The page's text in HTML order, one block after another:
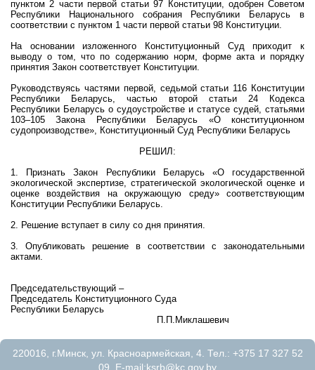
пунктом 2 части первой статьи 97 Конституции, одобрен Советом
Республики Национального собрания Республики Беларусь в
соответствии с пунктом 1 части первой статьи 98 Конституции.
На основании изложенного Конституционный Суд приходит к
выводу о том, что по содержанию норм, форме акта и порядку
принятия Закон соответствует Конституции.
Руководствуясь частями первой, седьмой статьи 116 Конституции
Республики Беларусь, частью второй статьи 24 Кодекса
Республики Беларусь о судоустройстве и статусе судей, статьями
103–105 Закона Республики Беларусь «О конституционном
судопроизводстве», Конституционный Суд Республики Беларусь
РЕШИЛ:
1. Признать Закон Республики Беларусь «О государственной
экологической экспертизе, стратегической экологической оценке и
оценке воздействия на окружающую среду» соответствующим
Конституции Республики Беларусь.
2. Решение вступает в силу со дня принятия.
3. Опубликовать решение в соответствии с законодательными
актами.
Председательствующий –
Председатель Конституционного Суда
Республики Беларусь
П.П.Миклашевич
220016, г.Минск, ул. Красноармейская, 4. Тел.: +375 17 327 52
09. E-mail:ksrb@kc.gov.by